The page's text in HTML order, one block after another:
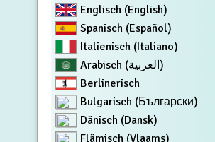
Englisch (English)
Spanisch (Español)
Italienisch (Italiano)
Arabisch (العربية)
Berlinerisch
Bulgarisch (Български)
Dänisch (Dansk)
Flämisch (Vlaams)